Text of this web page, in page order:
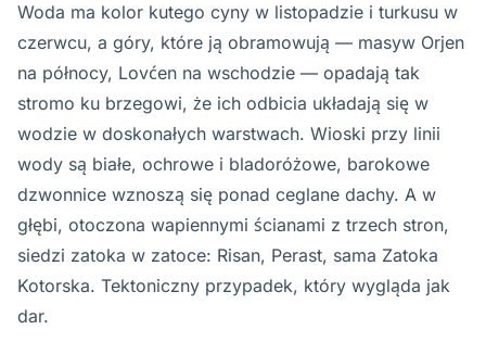
Woda ma kolor kutego cyny w listopadzie i turkusu w
czerwcu, a góry, które ją obramowują — masyw Orjen
na północy, Lovćen na wschodzie — opadają tak
stromo ku brzegowi, że ich odbicia układają się w
wodzie w doskonałych warstwach. Wioski przy linii
wody są białe, ochrowe i bladoróżowe, barokowe
dzwonnice wznoszą się ponad ceglane dachy. A w
głębi, otoczona wapiennymi ścianami z trzech stron,
siedzi zatoka w zatoce: Risan, Perast, sama Zatoka
Kotorska. Tektoniczny przypadek, który wygląda jak
dar.